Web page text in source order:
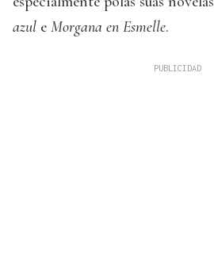
azul e Morgana en Esmelle.